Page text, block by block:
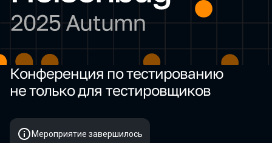
Heisenbug 2025 Autumn
Конференция по тестированию
не только для тестировщиков
Мероприятие завершилось